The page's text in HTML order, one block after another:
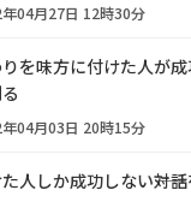
04月27日 12時30分
を味方に付けた人が成
04月03日 20時15分
人しか成功しない――対